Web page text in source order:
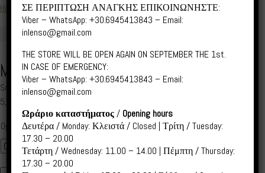
Home /Modern Architecture/ MA018 Stockholm
MA018 STOCKHOLM
Scroll down for Greek
5,00
Price
range:
5,00 €
through
55,00 €
Options
ΣΕ ΠΕΡΙΠΤΩΣΗ ΑΝΑΓΚΗΣ ΕΠΙΚΟΙΝΩΝΗΣΤΕ:
Viber – WhatsApp: +30.6945413843 – Email:
inlenso@gmail.com
THE STORE WILL BE OPEN AGAIN ON SEPTEMBER THE 1st.
IN CASE OF EMERGENCY:
Viber – WhatsApp: +30.6945413843 – Email:
inlenso@gmail.com
Ωράριο καταστήματος/ Opening hours
Δευτέρα / Monday: Κλειστά / Closed | Τρίτη / Tuesday:
17.30 – 20.00
Τετάρτη / Wednesday: 11.00 – 14.00 | Πέμπτη / Thursday:
17.30 – 20.00